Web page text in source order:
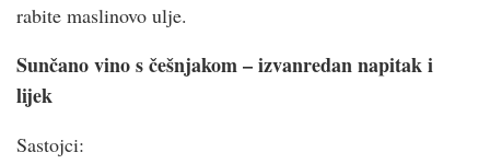
rabite maslinovo ulje.
Sunčano vino s češnjakom – izvanredan napitak i
lijek
Sastojci: